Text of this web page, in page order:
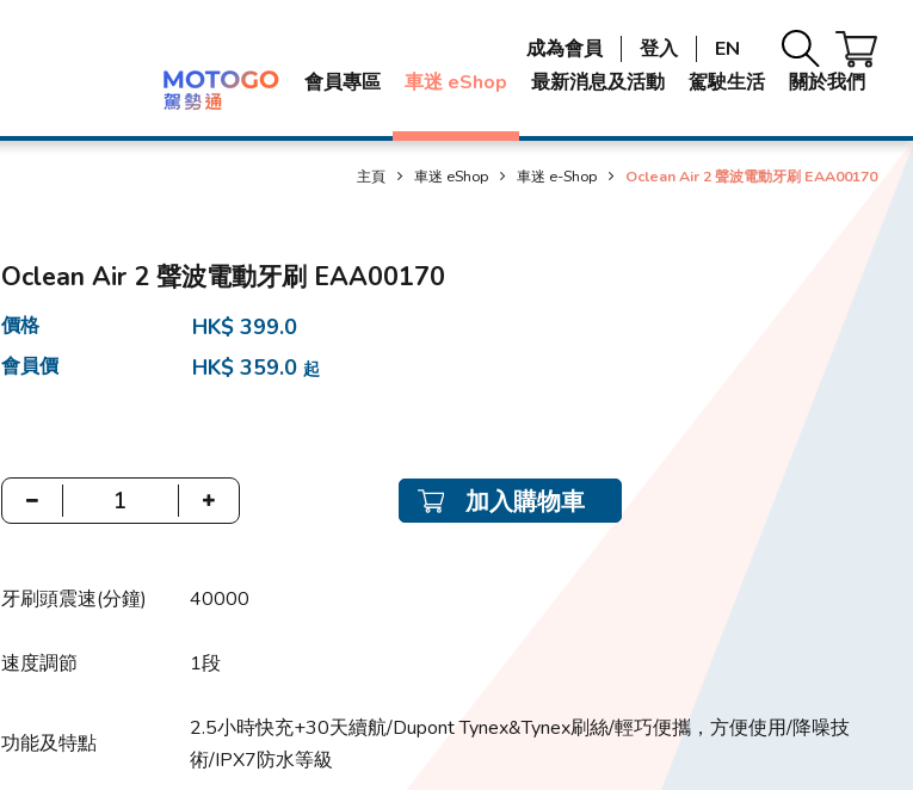
會員專區 車迷 eShop 最新消息及活動 駕駛生活 關於我們
成為會員 登入 EN
主頁 車迷 eShop 車迷 e-Shop Oclean Air 2 聲波電動牙刷 EAA00170
Oclean Air 2 聲波電動牙刷 EAA00170
價格 HK$ 399.0
會員價 HK$ 359.0 起
加入購物車
牙刷頭震速(分鐘) 40000
速度調節 1段
功能及特點
2.5小時快充+30天續航/Dupont Tynex&Tynex刷絲/輕巧便攜，方便使用/降噪技
術/IPX7防水等級